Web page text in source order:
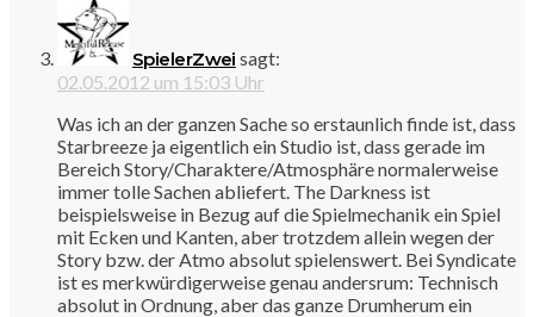
SpielerZwei sagt:
02.05.2012 um 15:03 Uhr
Was ich an der ganzen Sache so erstaunlich finde ist, dass
Starbreeze ja eigentlich ein Studio ist, dass gerade im
Bereich Story/Charaktere/Atmosphäre normalerweise
immer tolle Sachen abliefert. The Darkness ist
beispielsweise in Bezug auf die Spielmechanik ein Spiel
mit Ecken und Kanten, aber trotzdem allein wegen der
Story bzw. der Atmo absolut spielenswert. Bei Syndicate
ist es merkwürdigerweise genau andersrum: Technisch
absolut in Ordnung, aber das ganze Drumherum ein